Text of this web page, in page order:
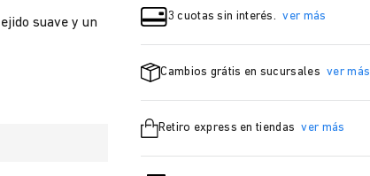
suave y un
3 cuotas sin interés. ver más
Cambios grátis en sucursales ver más
Retiro express en tiendas ver más